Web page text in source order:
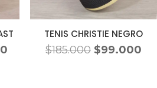
El
TENIS CHRISTIE NEGRO
$185.000 El
$99.000El